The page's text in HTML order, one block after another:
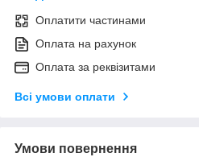
Оплатити частинами
Оплата на рахунок
Оплата за реквізитами
Всі умови оплати
Умови повернення